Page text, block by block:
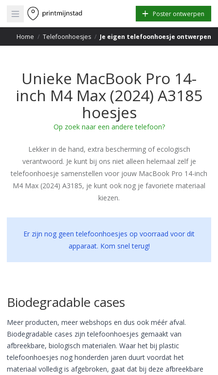
Open main menu Poster ontwerpen
Home / Telefoonhoesjes / Je eigen telefoonhoesje ontwerpen
Unieke MacBook Pro 14-
inch M4 Max (2024) A3185
hoesjes
Op zoek naar een andere telefoon?
Lekker in de hand, extra bescherming of ecologisch
verantwoord. Je kunt bij ons niet alleen helemaal zelf je
telefoonhoesje samenstellen voor jouw MacBook Pro 14-inch
M4 Max (2024) A3185, je kunt ook nog je favoriete materiaal
kiezen.
Er zijn nog geen telefoonhoesjes op voorraad voor dit
apparaat. Kom snel terug!
Biodegradable cases
Meer producten, meer webshops en dus ook méér afval.
Biodegradable cases zijn telefoonhoesjes gemaakt van
afbreekbare, biologisch materialen. Waar het bij plastic
telefoonhoesjes nog honderden jaren duurt voordat het
materiaal volledig is afgebroken, gaat dat bij deze afbreekbare